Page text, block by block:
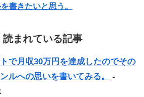
書きたいと思う。
まれている記事
で月収30万円を達成したのでその
ルへの思いを書いてみる。
-